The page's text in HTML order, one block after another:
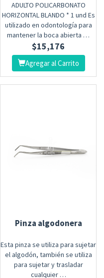
ADULTO POLICARBONATO
HORIZONTAL BLANDO * 1 und Es
utilizado en odontología para
mantener la boca abierta …
$15,176
Agregar al Carrito
Pinza algodonera
Esta pinza se utiliza para sujetar
el algodón, también se utiliza
para sujetar y trasladar
cualquier …